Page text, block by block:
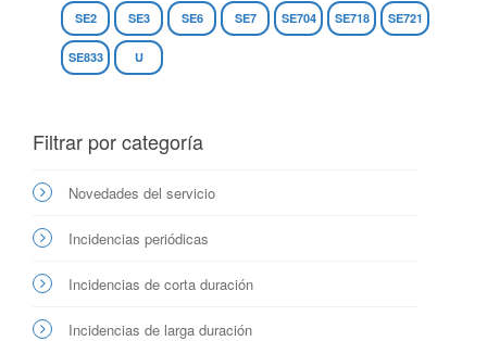
SE2 SE3 SE6 SE7 SE704 SE718 SE721
SE833 U
Filtrar por categoría
Novedades del servicio
Incidencias periódicas
Incidencias de corta duración
Incidencias de larga duración